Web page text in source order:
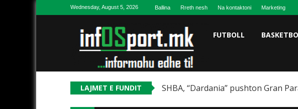
Skip to contentWednesday, August 5, 2026 Ballina Rreth nesh Na kontaktoni Marketing
FUTBOLL
LAJMET E FUNDIT SHBA, “Dardania” pushton Gran